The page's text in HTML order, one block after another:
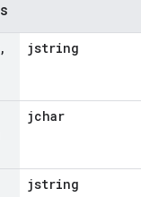
,
jstring
jchar
jstring